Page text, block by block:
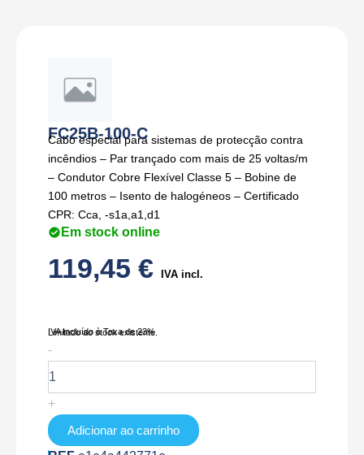
FC25B-100-C
Cabo especial para sistemas de protecção contra
incêndios – Par trançado com mais de 25 voltas/m
– Condutor Cobre Flexível Classe 5 – Bobine de
100 metros – Isento de halogéneos – Certificado
CPR: Cca, -s1a,a1,d1
Em stock online
119,45 € IVA incl.
IVA Incluído à Taxa de 23%
Limitado ao stock existente.
-
de
FC25B-
100-
C
+
Adicionar ao carrinho